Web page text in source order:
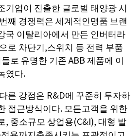
기업이 진출한 글로벌 태양광 시
째 경쟁력은 세계적인명품 브랜
국 이탈리아에서 만든 인버터라
로 차단기,스위치 등 전력 부품
로 유명한 기존 ABB 제품에 이
였다.
른 강점은 R&D에 꾸준히 투자하
접근방식이다. 모든고객을 위한
, 중소규모 상업용(C&I), 대형 발